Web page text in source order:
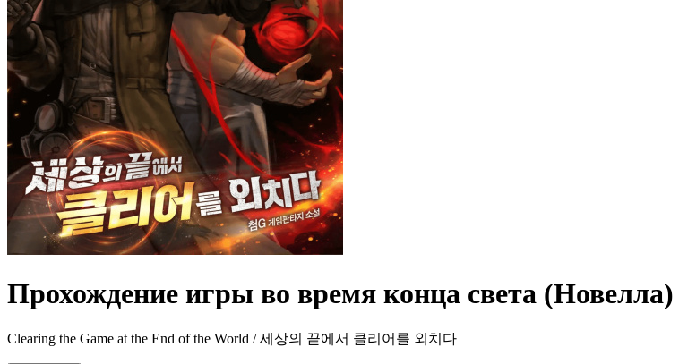
Прохождение игры во время конца света (Новелла)
Clearing the Game at the End of the World / 세상의 끝에서 클리어를 외치다